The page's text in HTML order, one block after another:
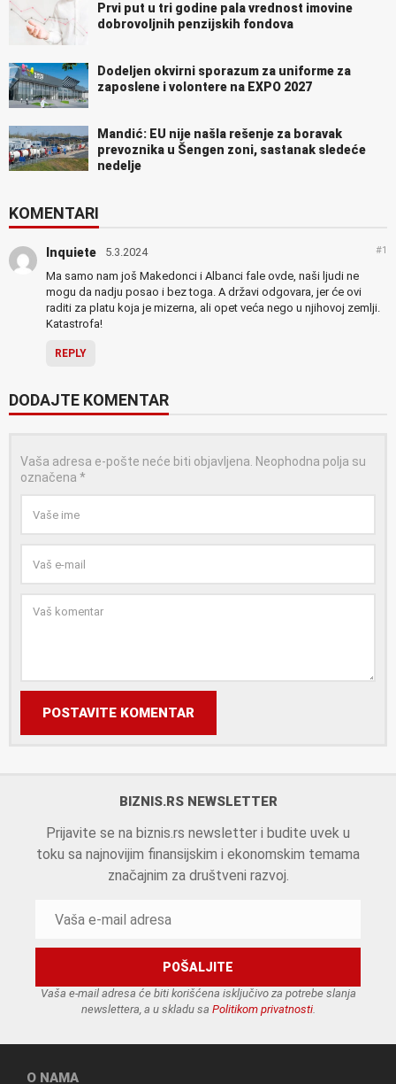
Prvi put u tri godine pala vrednost imovine
dobrovoljnih penzijskih fondova
Dodeljen okvirni sporazum za uniforme za
zaposlene i volontere na EXPO 2027
Mandić: EU nije našla rešenje za boravak
prevoznika u Šengen zoni, sastanak sledeće
nedelje
KOMENTARI
Inquiete 5.3.2024 #1
Ma samo nam još Makedonci i Albanci fale ovde, naši ljudi ne
mogu da nadju posao i bez toga. A državi odgovara, jer će ovi
raditi za platu koja je mizerna, ali opet veća nego u njihovoj zemlji.
Katastrofa!
REPLY
DODAJTE KOMENTAR
Vaša adresa e-pošte neće biti objavljena. Neophodna polja su
označena *
POSTAVITE KOMENTAR
BIZNIS.RS NEWSLETTER
Prijavite se na biznis.rs newsletter i budite uvek u
toku sa najnovijim finansijskim i ekonomskim temama
značajnim za društveni razvoj.
Vaša e-mail adresa će biti korišćena isključivo za potrebe slanja
newslettera, a u skladu sa Politikom privatnosti.
O NAMA